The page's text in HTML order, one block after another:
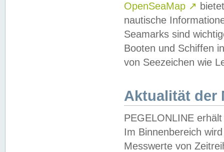
OpenSeaMap ↗
nautische
Seamarks sind
Booten und Schiffen
von Seezeichen wie
Aktualität der
PEGELONLINE
Im Binnenbereich
Messwerte von